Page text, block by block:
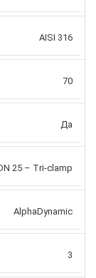
AISI 316
70
Да
25 – Tri-clamp
AlphaDynamic
3